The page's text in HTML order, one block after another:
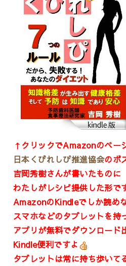
↑クリックでAmazonのペー
日本くびれしぴ推進協会のボ
吉岡秀樹さんが書いたものに
わたしがレシピ提供した形で
AmazonのKindleでしか読め
スマホなどのタブレットを持
アプリが無料でダウンロード
Kindle便利ですよ
タブレットは常に持ち歩いて